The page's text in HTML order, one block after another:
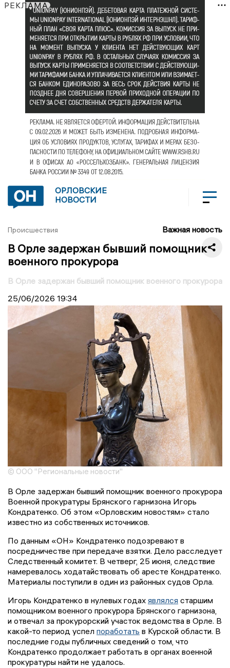
РЕКЛАМА
ОРЛОВСКИЕ
НОВОСТИ
Происшествия Важная новость
В Орле задержан бывший помощник
военного прокурора
В Орле задержан бывший помощник военного прокурора
25/06/2026 19:34
© ООО "Региональные новости"
В Орле задержан бывший помощник военного прокурора
Военной прокуратуры Брянского гарнизона Игорь
Кондратенко. Об этом «Орловским новостям» стало
известно из собственных источников.
По данным «ОН» Кондратенко подозревают в
посредничестве при передаче взятки. Дело расследует
Следственный комитет. В четверг, 25 июня, следствие
намеревалось ходатайствовать об аресте Кондратенко.
Материалы поступили в один из районных судов Орла.
Игорь Кондратенко в нулевых годах являлся старшим
помощником военного прокурора Брянского гарнизона,
и отвечал за прокурорский участок ведомства в Орле. В
какой-то период успел поработать в Курской области. В
последние годы публичных сведений о том, что
Кондратенко продолжает работать в органах военной
прокуратуры найти не удалось.